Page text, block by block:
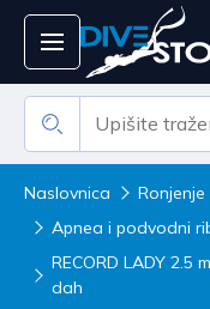
Naslovnica
Apnea i podvodni
RECORD LADY 2.5
dah